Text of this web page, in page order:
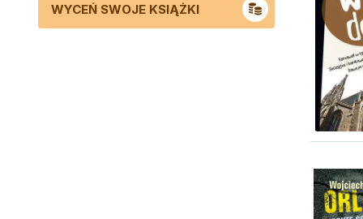
WYCEŃ SWOJE KSIĄŻKI